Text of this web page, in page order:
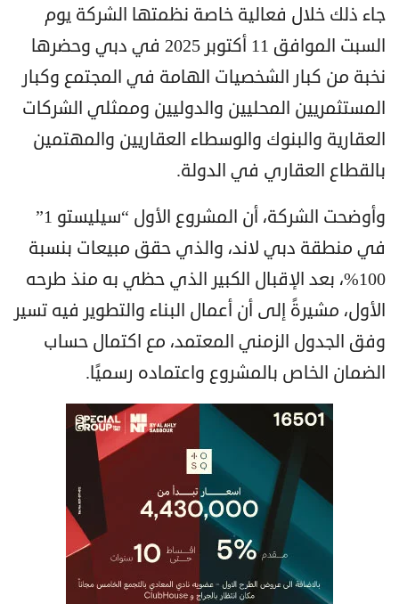
جاء ذلك خلال فعالية خاصة نظمتها الشركة يوم
السبت الموافق 11 أكتوبر 2025 في دبي وحضرها
نخبة من كبار الشخصيات الهامة في المجتمع وكبار
المستثمريين المحليين والدوليين وممثلي الشركات
العقارية والبنوك والوسطاء العقاريين والمهتمين
بالقطاع العقاري في الدولة.
وأوضحت الشركة، أن المشروع الأول “سيليستو 1”
في منطقة دبي لاند، والذي حقق مبيعات بنسبة
100%، بعد الإقبال الكبير الذي حظي به منذ طرحه
الأول، مشيرةً إلى أن أعمال البناء والتطوير فيه تسير
وفق الجدول الزمني المعتمد، مع اكتمال حساب
الضمان الخاص بالمشروع واعتماده رسميًا.